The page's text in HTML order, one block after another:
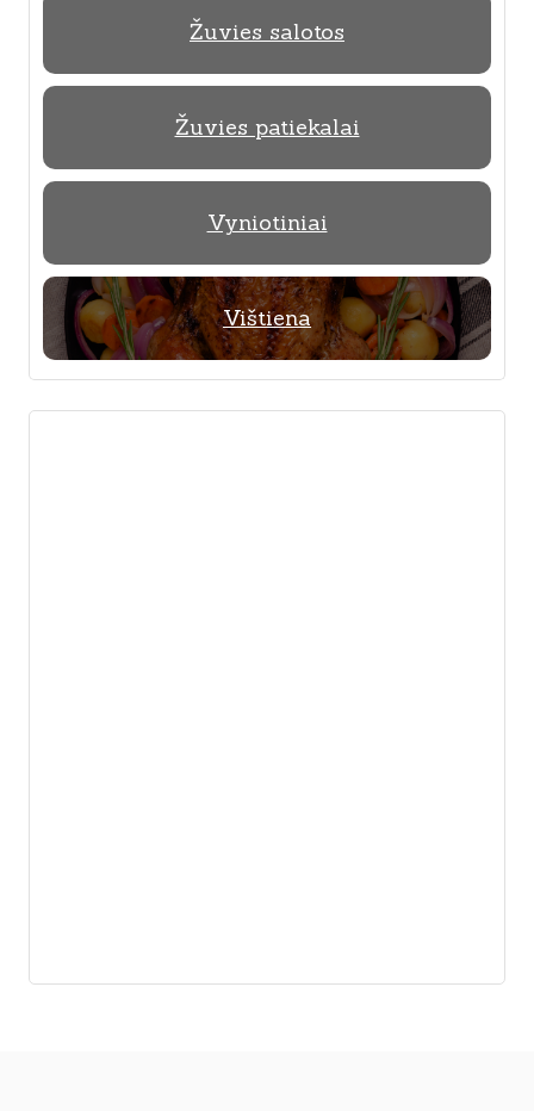
Žuvies salotos
Žuvies patiekalai
Vyniotiniai
Vištiena